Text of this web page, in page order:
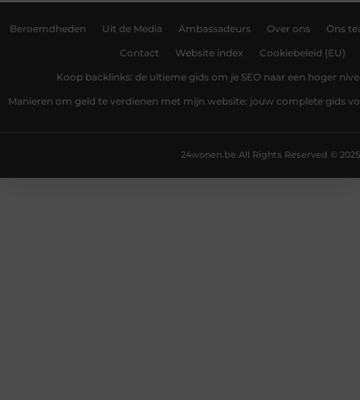
Beroemdheden Uit de Media Ambassadeurs Over ons Ons
Contact Website index Cookiebeleid (EU)
Koop backlinks: de ultieme gids om je SEO naar een hoger
Manieren om geld te verdienen met mijn website: jouw complete gids
All Rights Reserved © 2025
24wonen.be.